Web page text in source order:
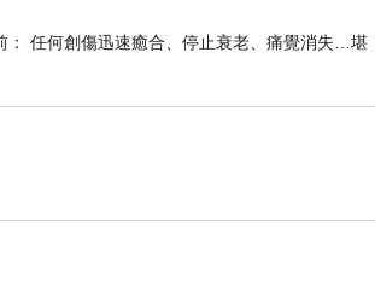
.
無謂幸福或憂傷
： 任何創傷迅速癒合、停止衰老、痛覺消失…堪